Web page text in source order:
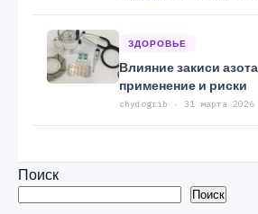
ЗДОРОВЬЕ
Влияние закиси
применение и риски
chydogrib · 31 марта 2026
Поиск
Поиск